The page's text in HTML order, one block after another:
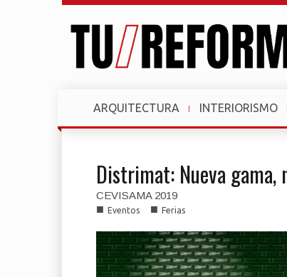
ARQUITECTURA INTERIORISMO
Distrimat: Nueva gama,
CEVISAMA 2019
■ Eventos ■ Ferias